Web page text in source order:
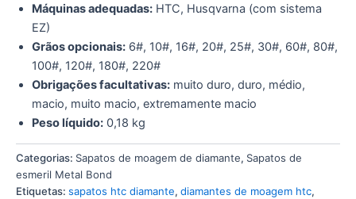
Máquinas adequadas: HTC, Husqvarna (com sistema
EZ)
Grãos opcionais: 6#, 10#, 16#, 20#, 25#, 30#, 60#, 80#,
100#, 120#, 180#, 220#
Obrigações facultativas: muito duro, duro, médio,
macio, muito macio, extremamente macio
Peso líquido: 0,18 kg
Categorias: Sapatos de moagem de diamante, Sapatos de
esmeril Metal Bond
Etiquetas: sapatos htc diamante, diamantes de moagem htc,